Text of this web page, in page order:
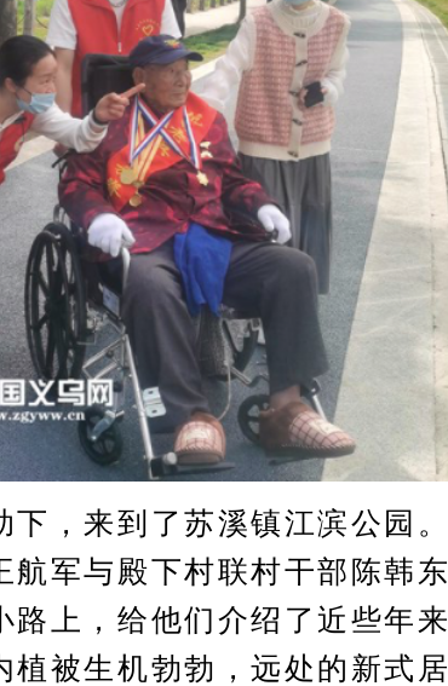
，来到了苏溪镇江滨公园。
军与殿下村联村干部陈韩东
上，给他们介绍了近些年来
被生机勃勃，远处的新式居